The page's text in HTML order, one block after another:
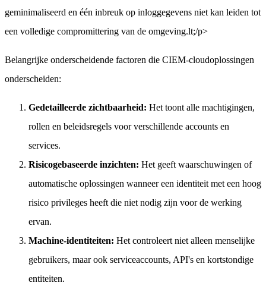
geminimaliseerd en één inbreuk op inloggegevens niet kan leiden tot
een volledige compromittering van de omgeving.lt;/p>
Belangrijke onderscheidende factoren die CIEM-cloudoplossingen
onderscheiden:
Gedetailleerde zichtbaarheid: Het toont alle machtigingen,
rollen en beleidsregels voor verschillende accounts en
services.
Risicogebaseerde inzichten: Het geeft waarschuwingen of
automatische oplossingen wanneer een identiteit met een hoog
risico privileges heeft die niet nodig zijn voor de werking
ervan.
Machine-identiteiten: Het controleert niet alleen menselijke
gebruikers, maar ook serviceaccounts, API's en kortstondige
entiteiten.